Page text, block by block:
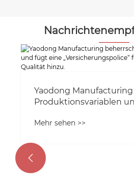
Yaodong
Produktionsvariablen
außergewöhnliche
Mehr sehen >>
